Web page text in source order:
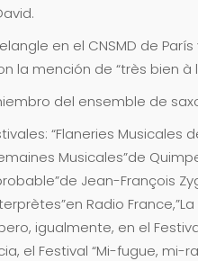
en el CNSMD de
mención de “très bien à
del ensemble de
“Flaneries Musicales
Musicales”de
Jean-François
Radio
igualmente, en el
el Festival “Mi-fugue, mi-